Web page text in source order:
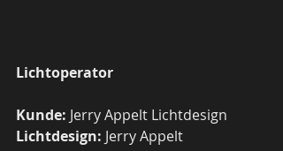
Lichtoperator
Kunde: Jerry Appelt Lichtdesign
Lichtdesign: Jerry Appelt